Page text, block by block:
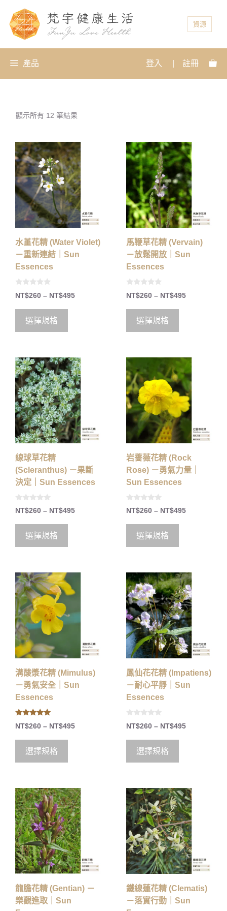
資源
產品 登入 註冊
顯示所有 12 筆結果
水堇花精 (Water Violet)
－重新連結｜Sun
Essences
0
o
t
5
NT$260 – NT$495
選擇規格
馬鞭草花精 (Vervain)
－放鬆開放｜Sun
Essences
0
o
t
5
NT$260 – NT$495
選擇規格
線球草花精
(Scleranthus) －果斷
決定｜Sun Essences
0
o
5
NT$260 – NT$495
選擇規格
岩薔薇花精 (Rock
Rose) －勇氣力量｜
Sun Essences
0
o
5
NT$260 – NT$495
選擇規格
溝酸漿花精 (Mimulus)
－勇氣安全｜Sun
Essences
5.00
out of 5
NT$260 – NT$495
選擇規格
鳳仙花花精 (Impatiens)
－耐心平靜｜Sun
Essences
0
o
5
NT$260 – NT$495
選擇規格
龍膽花精 (Gentian) －
樂觀進取｜Sun
鐵線蓮花精 (Clematis)
－落實行動｜Sun